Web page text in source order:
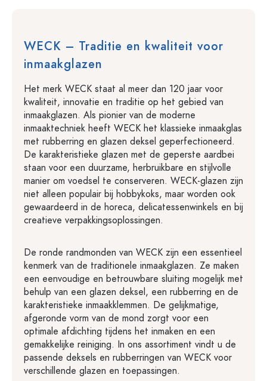
WECK – Traditie en kwaliteit voor
inmaakglazen
Het merk WECK staat al meer dan 120 jaar voor
kwaliteit, innovatie en traditie op het gebied van
inmaakglazen. Als pionier van de moderne
inmaaktechniek heeft WECK het klassieke inmaakglas
met rubberring en glazen deksel geperfectioneerd.
De karakteristieke glazen met de geperste aardbei
staan voor een duurzame, herbruikbare en stijlvolle
manier om voedsel te conserveren. WECK-glazen zijn
niet alleen populair bij hobbykoks, maar worden ook
gewaardeerd in de horeca, delicatessenwinkels en bij
creatieve verpakkingsoplossingen.
De ronde randmonden van WECK zijn een essentieel
kenmerk van de traditionele inmaakglazen. Ze maken
een eenvoudige en betrouwbare sluiting mogelijk met
behulp van een glazen deksel, een rubberring en de
karakteristieke inmaakklemmen. De gelijkmatige,
afgeronde vorm van de mond zorgt voor een
optimale afdichting tijdens het inmaken en een
gemakkelijke reiniging. In ons assortiment vindt u de
passende deksels en rubberringen van WECK voor
verschillende glazen en toepassingen.